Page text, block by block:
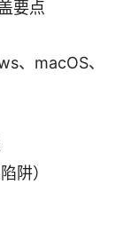
要点
、macOS、
阱）